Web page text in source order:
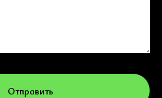
Отправить